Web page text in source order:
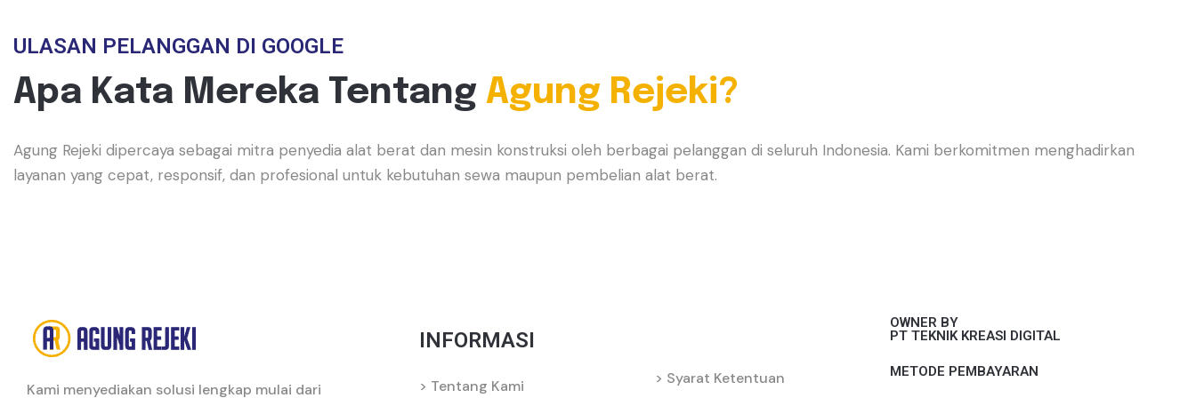
ULASAN PELANGGAN DI GOOGLE
Apa Kata Mereka Tentang Agung Rejeki?
Agung Rejeki dipercaya sebagai mitra penyedia alat berat dan mesin konstruksi oleh berbagai pelanggan di seluruh Indonesia. Kami berkomitmen menghadirkan
layanan yang cepat, responsif, dan profesional untuk kebutuhan sewa maupun pembelian alat berat.
Kami menyediakan solusi lengkap mulai dari
INFORMASI
Tentang Kami Syarat Ketentuan
OWNER BY
PT TEKNIK KREASI DIGITAL
METODE PEMBAYARAN